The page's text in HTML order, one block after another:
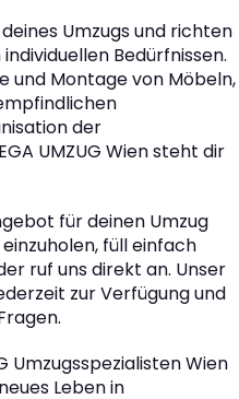
Umzugs und richten
Bedürfnissen.
und Montage von Möbeln,
der
UMZUG Wien steht dir
für deinen Umzug
füll einfach
ruf uns direkt an. Unser
zur Verfügung und
Umzugsspezialisten Wien
Leben in